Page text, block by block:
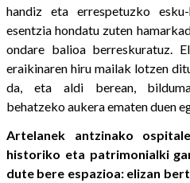
handiz eta errespetuzko
esentzia hondatu zuten
ondare balioa berreskuratuz.
eraikinaren hiru mailak lotzen
da, eta aldi berean,
behatzeko aukera ematen duen
Artelanek antzinako
historiko eta patrimonialki
dute bere espazioa: elizan